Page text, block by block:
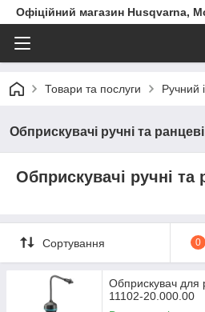
Офіційний магазин Husqvarna,
Товари та послуги Ручний
Обприскувачі ручні та
Обприскувачі ручні та
Сортування 0
Обприскувач для
11102-20.000.00